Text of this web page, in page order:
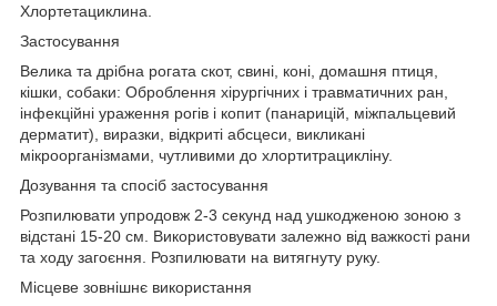
Хлортетациклина.
Застосування
Велика та дрібна рогата скот, свині, коні, домашня птиця,
кішки, собаки: Оброблення хірургічних і травматичних ран,
інфекційні ураження рогів і копит (панарицій, міжпальцевий
дерматит), виразки, відкриті абсцеси, викликані
мікроорганізмами, чутливими до хлортитрацикліну.
Дозування та спосіб застосування
Розпилювати упродовж 2-3 секунд над ушкодженою зоною з
відстані 15-20 см. Використовувати залежно від важкості рани
та ходу загоєння. Розпилювати на витягнуту руку.
Місцеве зовнішнє використання